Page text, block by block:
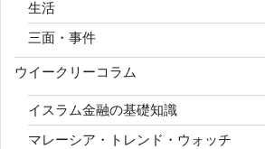
生活
三面・事件
ウイークリーコラム
イスラム金融の基礎知識
マレーシア・トレンド・ウォッチ